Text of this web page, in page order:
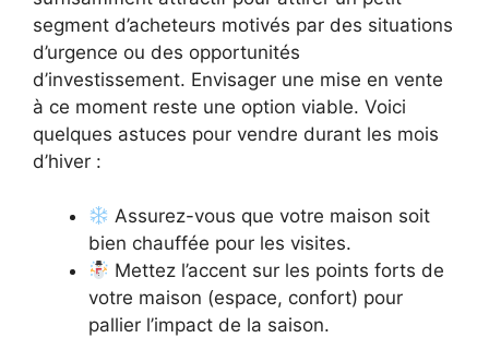
segment d’acheteurs motivés par des situations
d’urgence ou des opportunités
d’investissement. Envisager une mise en vente
à ce moment reste une option viable. Voici
quelques astuces pour vendre durant les mois
d’hiver :
Assurez-vous que votre maison soit
bien chauffée pour les visites.
Mettez l’accent sur les points forts de
votre maison (espace, confort) pour
pallier l’impact de la saison.